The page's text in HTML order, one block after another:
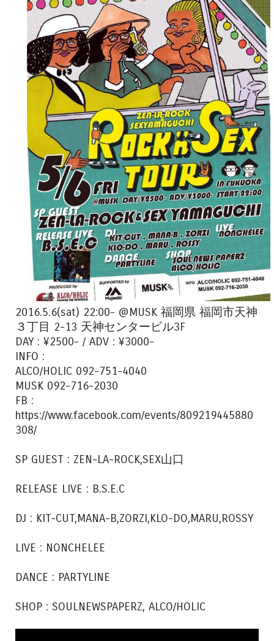
2016.5.6(sat) 22:00- @MUSK 福岡県 福岡市天神
３丁目 2-13 天神センタービル3F
DAY : ¥2500- / ADV : ¥3000-
INFO :
ALCO/HOLIC 092-751-4040
MUSK 092-716-2030
FB :
https://www.facebook.com/events/809219445880
308/
SP GUEST : ZEN-LA-ROCK,SEX山口
RELEASE LIVE : B.S.E.C
DJ : KIT-CUT,MANA-B,ZORZI,KLO-DO,MARU,ROSSY
LIVE : NONCHELEE
DANCE : PARTYLINE
SHOP : SOULNEWSPAPERZ, ALCO/HOLIC